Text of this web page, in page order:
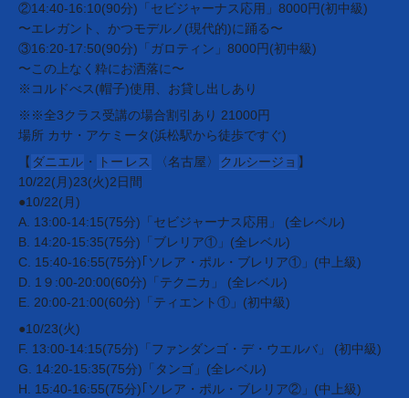
②14:40-16:10(90分)「セビジャーナス応用」8000円(初中級)
〜エレガント、かつモデルノ(現代的)に踊る〜
③16:20-17:50(90分)「ガロティン」8000円(初中級)
〜この上なく粋にお洒落に〜
※コルドべス(帽子)使用、お貸し出しあり
※※全3クラス受講の場合割引あり 21000円
場所 カサ・アケミータ(浜松駅から徒歩ですぐ)
【 ダニエル ・ トー レス 〈名古屋〉 クルシージョ 】
10/22(月)23(火)2日間
●10/22(月)
A. 13:00-14:15(75分)「セビジャーナス応用」 (全レベル)
B. 14:20-15:35(75分)「ブレリア①」(全レベル)
C. 15:40-16:55(75分)｢ソレア・ポル・ブレリア①」(中上級)
D. 1９:00-20:00(60分)「テクニカ」 (全レベル)
E. 20:00-21:00(60分)「ティエント①」(初中級)
●10/23(火)
F. 13:00-14:15(75分)「ファンダンゴ・デ・ウエルバ」 (初中級)
G. 14:20-15:35(75分)「タンゴ」(全レベル)
H. 15:40-16:55(75分)｢ソレア・ポル・ブレリア②」(中上級)